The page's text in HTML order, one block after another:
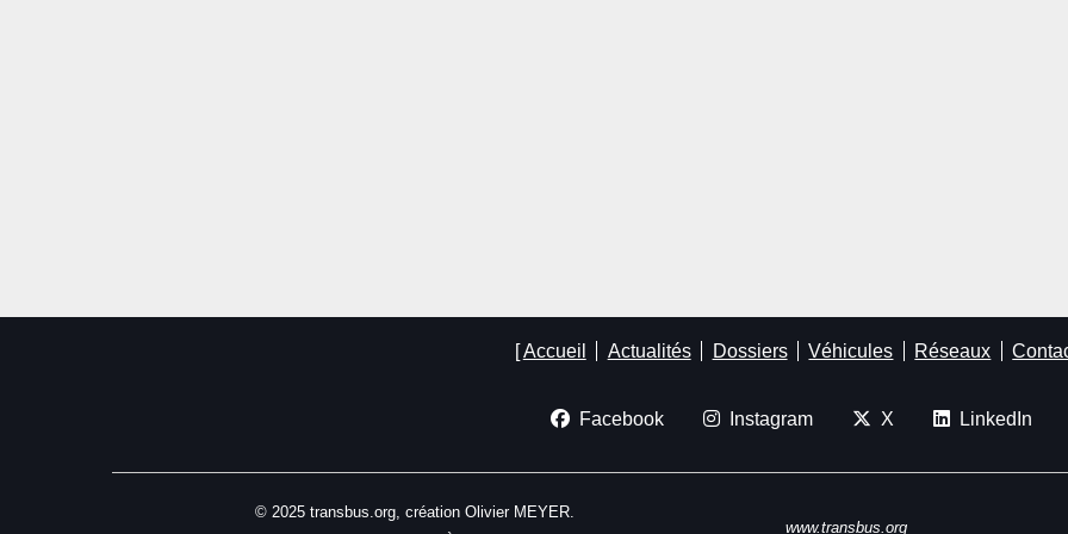
Accueil Actualités Dossiers Véhicules Réseaux
Facebook Instagram X LinkedIn
© 2025 transbus.org, création Olivier MEYER.
www.transbus.org